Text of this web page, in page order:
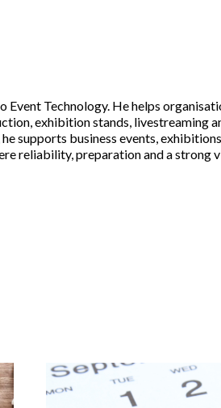
Event Technology. He helps
exhibition stands, livestreaming
supports business events,
reliability, preparation and a strong